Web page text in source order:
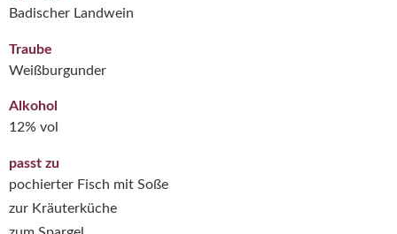
Badischer Landwein
Traube
Weißburgunder
Alkohol
12% vol
passt zu
pochierter Fisch mit Soße
zur Kräuterküche